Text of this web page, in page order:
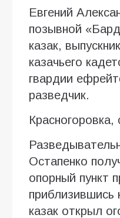
Евгений
позывной
казак,
казачьего
гвардии
разведчик.
Красногоровка,
Остапенко
опорный пункт
приблизившись
казак открыл